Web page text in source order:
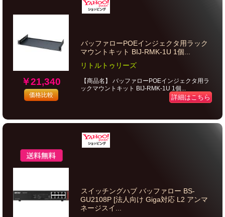
￥21,340
価格比較
バッファローPOEインジェクタ用ラック
マウントキット BIJ-RMK-1U 1個...
リトルトゥリーズ
【商品名】 バッファローPOEインジェクタ用ラ
ックマウントキット BIJ-RMK-1U 1個...
詳細はこちら
スイッチングハブ バッファロー BS-
GU2108P [法人向け Giga対応 L2 アンマ
ネージスイ...